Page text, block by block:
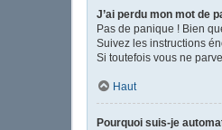
J’ai perdu mon mot de
Pas de panique ! Bien
Suivez les instructions
Si toutefois vous ne
Haut
Pourquoi suis-je